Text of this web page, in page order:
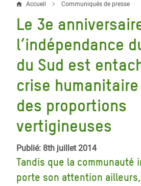
Fil
d'Ariane
Accueil Communiqués de presse
Le 3e
l’indépendance
du Sud est
crise
des proportions
vertigineuses
Publié: 8th juillet 2014
Tandis que la communauté
porte son attention